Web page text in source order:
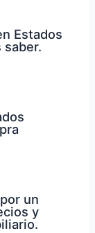
Estados
saber.
un
y